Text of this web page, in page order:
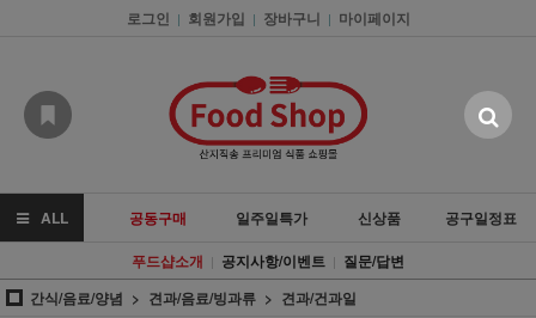
로그인 | 회원가입 | 장바구니 | 마이페이지
ALL 공동구매 일주일특가 신상품
공구일정표
푸드샵소개 | 공지사항/이벤트 | 질문/답변
간식/음료/양념
견과/음료/빙과류 견과/건과일